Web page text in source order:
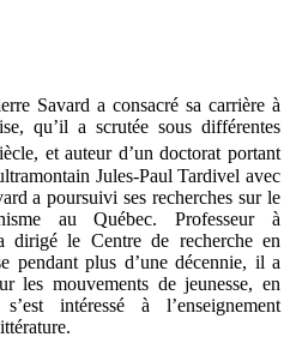
Savard a consacré sa carrière à
qu’il a scrutée sous différentes
et auteur d’un doctorat portant
Jules-Paul Tardivel avec
a poursuivi ses recherches sur le
au Québec. Professeur à
dirigé le Centre de recherche en
pendant plus d’une décennie, il a
les mouvements de jeunesse, en
intéressé à l’enseignement